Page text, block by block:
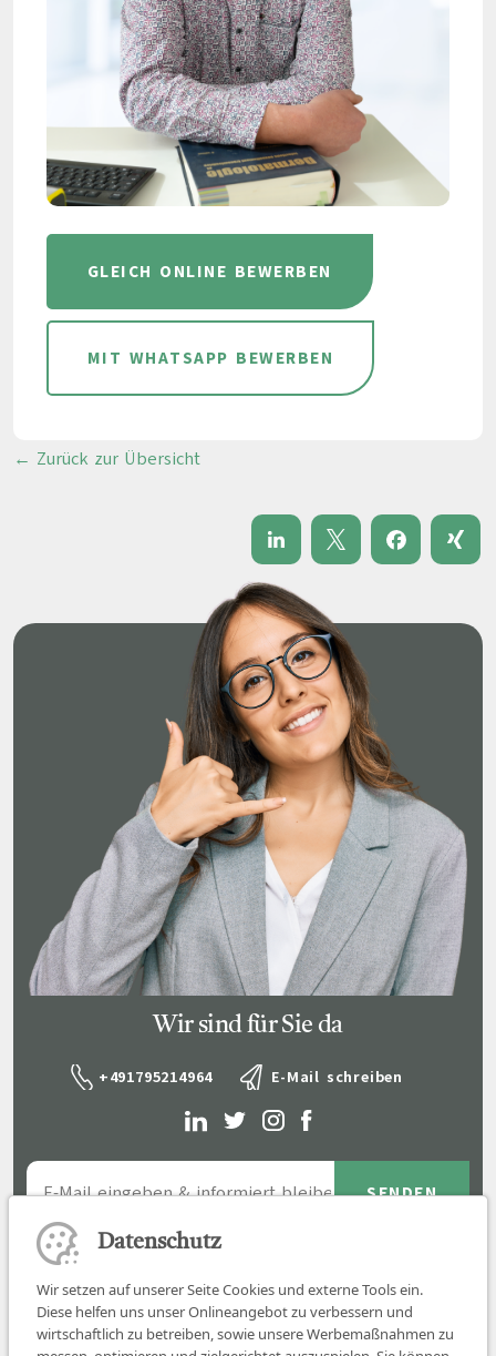
GLEICH ONLINE BEWERBEN
MIT WHATSAPP BEWERBEN
← Zurück zur Übersicht
Wir sind für Sie da
+491795214964 E-Mail schreiben
Datenschutz
Wir setzen auf unserer Seite Cookies und externe Tools ein.
Diese helfen uns unser Onlineangebot zu verbessern und
wirtschaftlich zu betreiben, sowie unsere Werbemaßnahmen zu